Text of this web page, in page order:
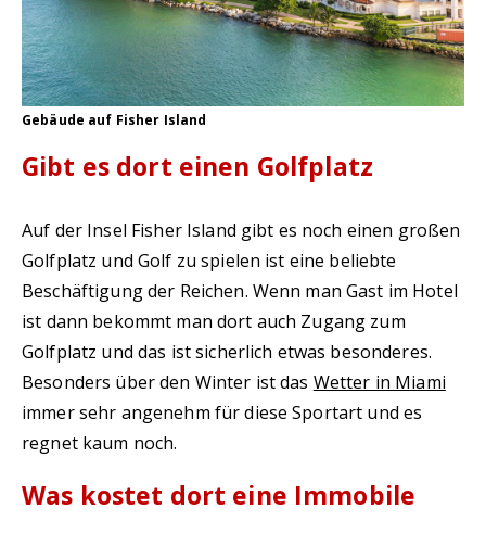
Gebäude auf Fisher Island
Gibt es dort einen Golfplatz
Auf der Insel Fisher Island gibt es noch einen großen
Golfplatz und Golf zu spielen ist eine beliebte
Beschäftigung der Reichen. Wenn man Gast im Hotel
ist dann bekommt man dort auch Zugang zum
Golfplatz und das ist sicherlich etwas besonderes.
Besonders über den Winter ist das Wetter in Miami
immer sehr angenehm für diese Sportart und es
regnet kaum noch.
Was kostet dort eine Immobile